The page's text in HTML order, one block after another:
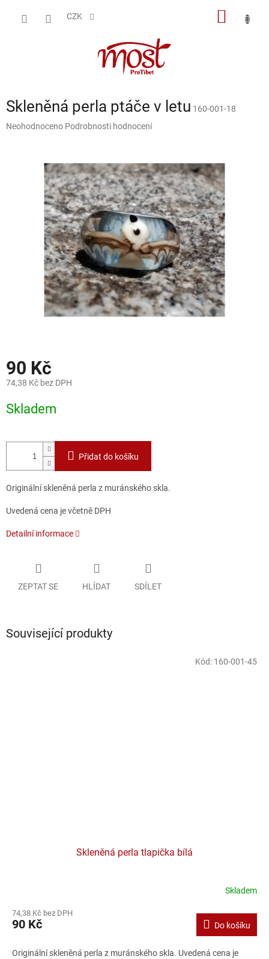
CZK
Skleněná perla ptáče v letu 160-001-18
Průměrné
hvězdiček.
Neohodnoceno Podrobnosti hodnocení
90 Kč
74,38 Kč bez DPH
cena:
Skladem
Přidat do košíku
Originální skleněná perla z muránského skla.
Uvedená cena je včetně DPH
Detailní informace
ZEPTAT SE HLÍDAT SDÍLET
Související produkty
Skleněná perla tlapička bílá
Skladem
74,38 Kč bez DPH
90 Kč Do košíku
Originální skleněná perla z muránského skla. Uvedená cena je
Kód: 160-001-45